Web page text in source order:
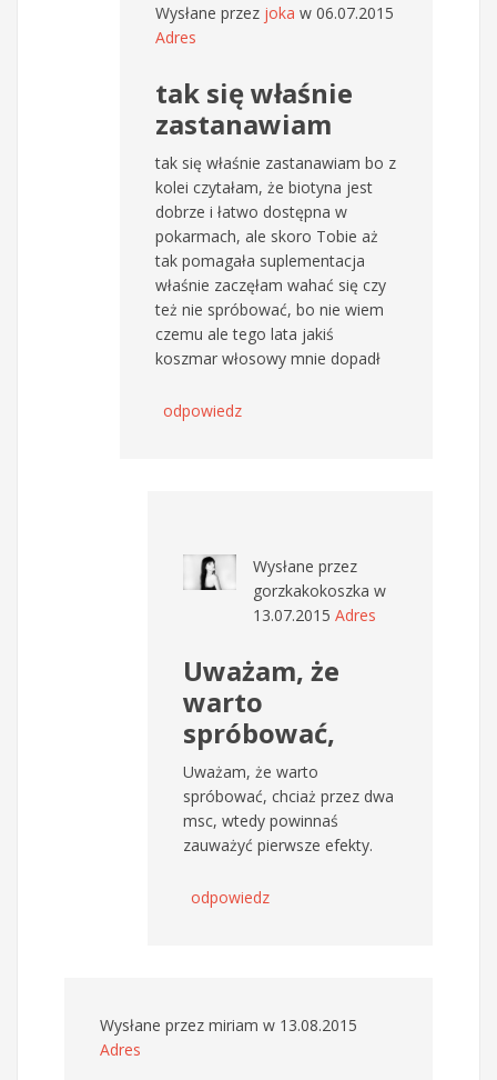
Wysłane przez joka w 06.07.2015
Adres
tak się właśnie
zastanawiam
tak się właśnie zastanawiam bo z
kolei czytałam, że biotyna jest
dobrze i łatwo dostępna w
pokarmach, ale skoro Tobie aż
tak pomagała suplementacja
właśnie zaczęłam wahać się czy
też nie spróbować, bo nie wiem
czemu ale tego lata jakiś
koszmar włosowy mnie dopadł
odpowiedz
Wysłane przez
gorzkakokoszka w
13.07.2015 Adres
Uważam, że
warto
spróbować,
Uważam, że warto
spróbować, chciaż przez dwa
msc, wtedy powinnaś
zauważyć pierwsze efekty.
odpowiedz
Wysłane przez miriam w 13.08.2015
Adres